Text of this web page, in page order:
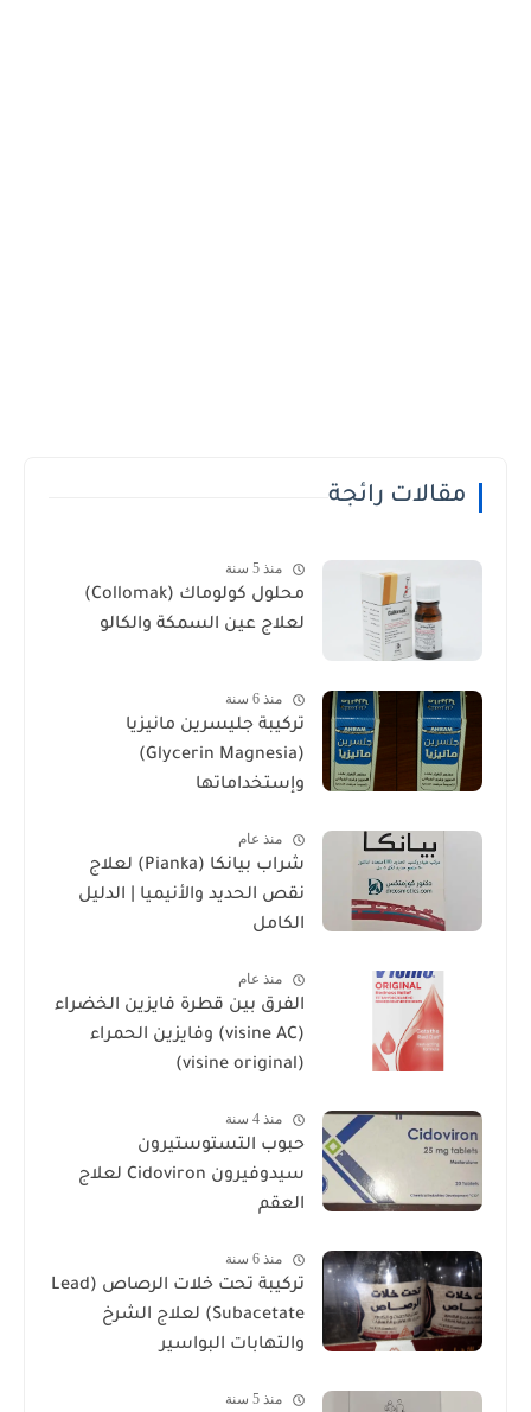
مقالات رائجة
منذ 5 سنة
محلول كولوماك (Collomak)
لعلاج عين السمكة والكالو
منذ 6 سنة
تركيبة جليسرين مانيزيا
(Glycerin Magnesia)
وإستخداماتها
منذ عام
شراب بيانكا (Pianka) لعلاج
نقص الحديد والأنيميا | الدليل
الكامل
منذ عام
الفرق بين قطرة فايزين الخضراء
(visine AC) وفايزين الحمراء
(visine original)
منذ 4 سنة
حبوب التستوستيرون
سيدوفيرون Cidoviron لعلاج
العقم
منذ 6 سنة
تركيبة تحت خلات الرصاص (Lead
Subacetate) لعلاج الشرخ
والتهابات البواسير
منذ 5 سنة